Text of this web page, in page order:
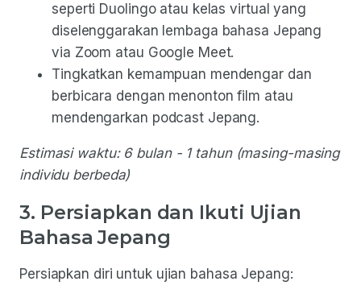
seperti Duolingo atau kelas virtual yang
diselenggarakan lembaga bahasa Jepang
via Zoom atau Google Meet.
Tingkatkan kemampuan mendengar dan
berbicara dengan menonton film atau
mendengarkan podcast Jepang.
Estimasi waktu: 6 bulan - 1 tahun (masing-masing
individu berbeda)
3. Persiapkan dan Ikuti Ujian
Bahasa Jepang
Persiapkan diri untuk ujian bahasa Jepang: